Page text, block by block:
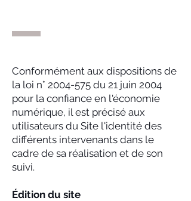
Conformément aux dispositions de
la loi n° 2004-575 du 21 juin 2004
pour la confiance en l'économie
numérique, il est précisé aux
utilisateurs du Site l'identité des
différents intervenants dans le
cadre de sa réalisation et de son
suivi.
Édition du site